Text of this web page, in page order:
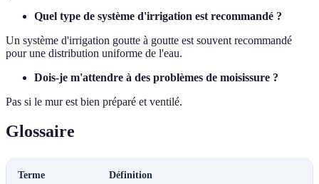
Quel type de système d'irrigation est recommandé ?
Un système d'irrigation goutte à goutte est souvent recommandé
pour une distribution uniforme de l'eau.
Dois-je m'attendre à des problèmes de moisissure ?
Pas si le mur est bien préparé et ventilé.
Glossaire
Terme Définition